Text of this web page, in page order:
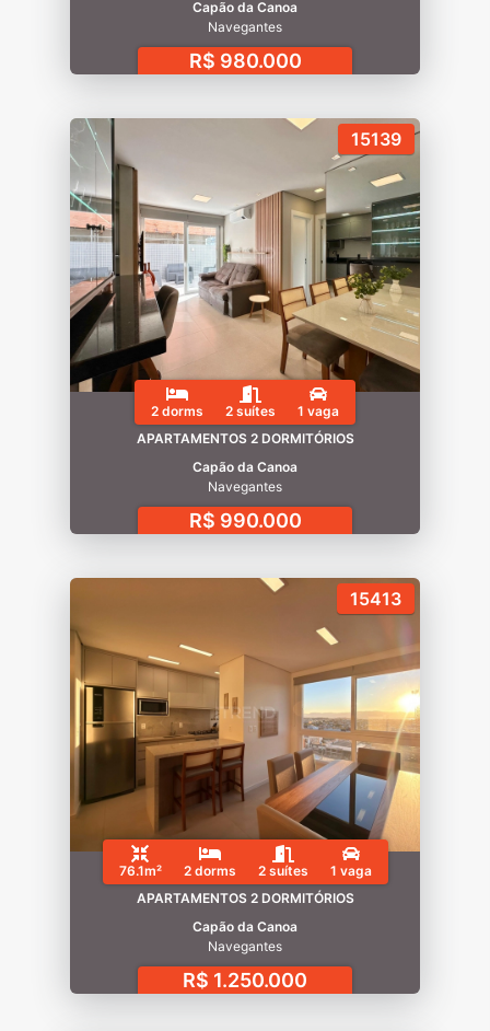
Capão da Canoa
Navegantes
R$ 980.000
15139
2 dorms 2 suítes
1 vaga
APARTAMENTOS 2 DORMITÓRIOS
Capão da Canoa
Navegantes
R$ 990.000
15413
76.1m² 2 dorms 2 suítes
1 vaga
APARTAMENTOS 2 DORMITÓRIOS
Capão da Canoa
Navegantes
R$ 1.250.000